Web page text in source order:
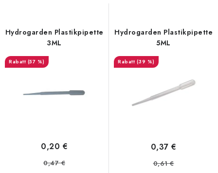
e
P
r
t
o
r
Hydrogarden Plastikpipette
3ML
(57 %)
0,20 €
0,47 €
Hydrogarden Plastikpipette
5ML
(39 %)
0,37 €
0,61 €